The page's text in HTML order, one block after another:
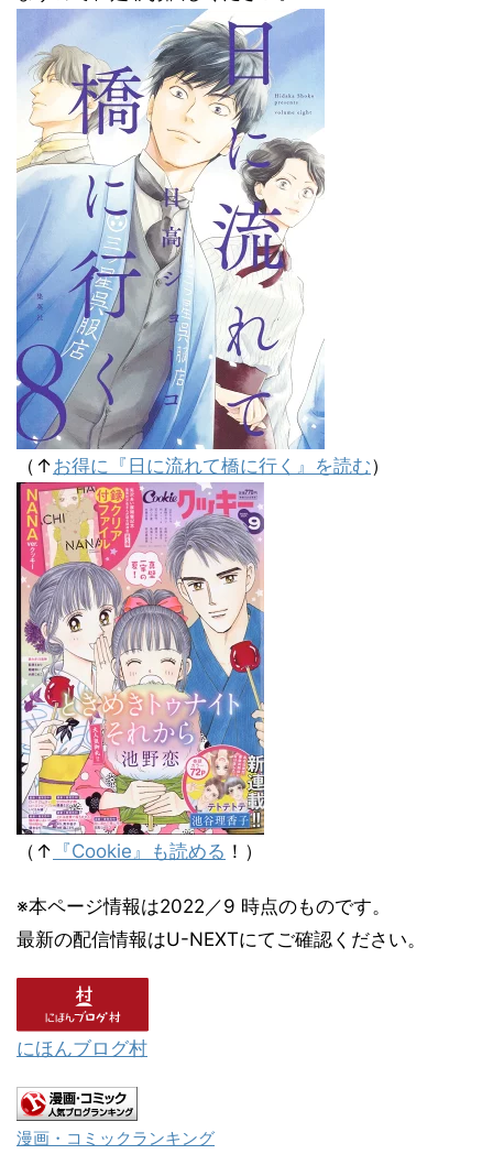
（↑お得に『日に流れて橋に行く』を読む）
（↑ 『Cookie』も読める ！）
※本ページ情報は2022／9 時点のものです。
最新の配信情報はU-NEXTにてご確認ください。
にほんブログ村
漫画・コミックランキング